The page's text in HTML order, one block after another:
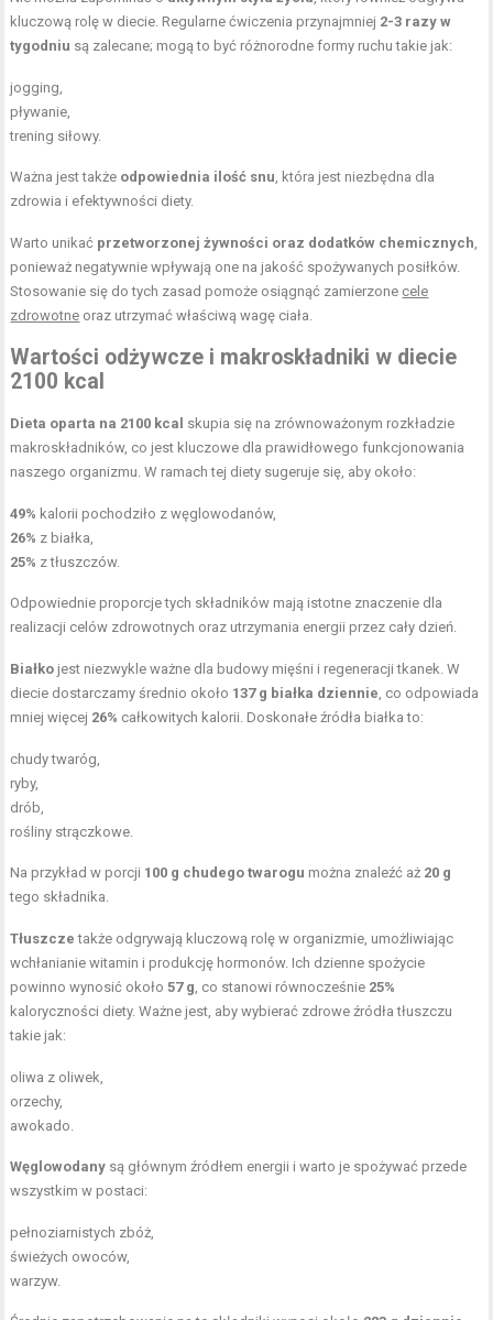
kluczową rolę w diecie. Regularne ćwiczenia przynajmniej 2-3 razy w
tygodniu są zalecane; mogą to być różnorodne formy ruchu takie jak:
jogging,
pływanie,
trening siłowy.
Ważna jest także odpowiednia ilość snu , która jest niezbędna dla
zdrowia i efektywności diety.
Warto unikać przetworzonej żywności oraz dodatków chemicznych
ponieważ negatywnie wpływają one na jakość spożywanych posiłków.
Stosowanie się do tych zasad pomoże osiągnąć zamierzone cele
zdrowotne oraz utrzymać właściwą wagę ciała.
Wartości odżywcze i makroskładniki w diecie
2100 kcal
Dieta oparta na 2100 kcal skupia się na zrównoważonym rozkładzie
makroskładników, co jest kluczowe dla prawidłowego funkcjonowania
naszego organizmu. W ramach tej diety sugeruje się, aby około:
49% kalorii pochodziło z węglowodanów,
26% z białka,
25% z tłuszczów.
Odpowiednie proporcje tych składników mają istotne znaczenie dla
realizacji celów zdrowotnych oraz utrzymania energii przez cały dzień.
Białko jest niezwykle ważne dla budowy mięśni i regeneracji tkanek. W
diecie dostarczamy średnio około 137 g białka dziennie , co odpowiada
mniej więcej 26% całkowitych kalorii. Doskonałe źródła białka to:
chudy twaróg,
ryby,
drób,
rośliny strączkowe.
Na przykład w porcji 100 g chudego twarogu można znaleźć aż 20 g
tego składnika.
Tłuszcze także odgrywają kluczową rolę w organizmie, umożliwiając
wchłanianie witamin i produkcję hormonów. Ich dzienne spożycie
powinno wynosić około57 g , co stanowi równocześnie 25%
kaloryczności diety. Ważne jest, aby wybierać zdrowe źródła tłuszczu
takie jak:
oliwa z oliwek,
orzechy,
awokado.
Węglowodany są głównym źródłem energii i warto je spożywać przede
wszystkim w postaci:
pełnoziarnistych zbóż,
świeżych owoców,
warzyw.